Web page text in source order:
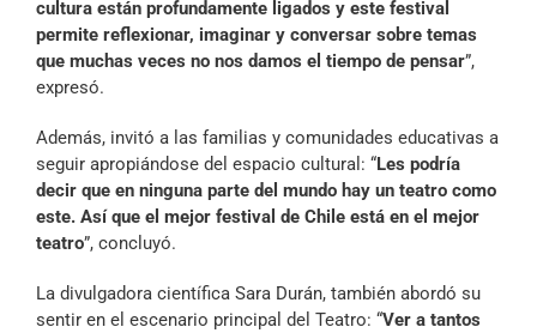
cultura están profundamente ligados y este festival
permite reflexionar, imaginar y conversar sobre temas
que muchas veces no nos damos el tiempo de pensar”,
expresó.
Además, invitó a las familias y comunidades educativas a
seguir apropiándose del espacio cultural: “Les podría
decir que en ninguna parte del mundo hay un teatro como
este. Así que el mejor festival de Chile está en el mejor
teatro”, concluyó.
La divulgadora científica Sara Durán, también abordó su
sentir en el escenario principal del Teatro: “Ver a tantos